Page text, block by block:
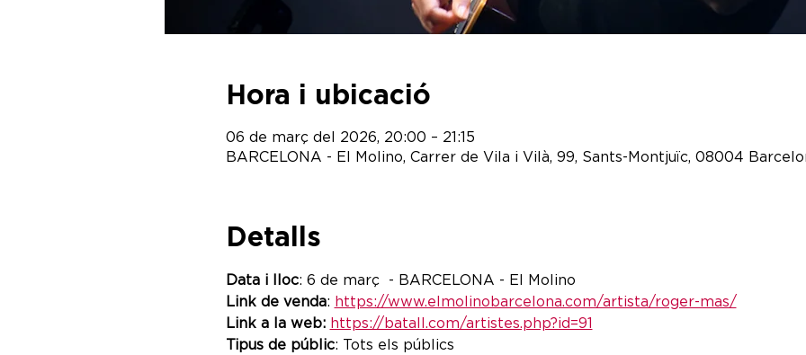
Hora i ubicació
06 de març del 2026, 20:00 – 21:15
BARCELONA - El Molino, Carrer de Vila i Vilà, 99, Sants-Montjuïc, 08004
Detalls
Data i lloc: 6 de març  - BARCELONA - El Molino
Link de venda: https://www.elmolinobarcelona.com/artista/roger-mas/
Link a la web: https://batall.com/artistes.php?id=91
Tipus de públic: Tots els públics